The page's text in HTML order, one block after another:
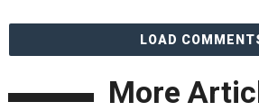
LOAD
More